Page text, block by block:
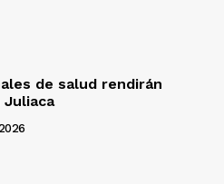
de salud rendirán
Juliaca